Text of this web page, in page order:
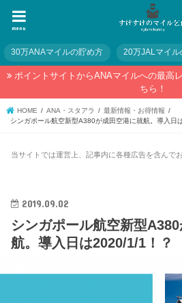
menu
30万ANAマイルの貯め方 20万JALマイル
ポイントサイトからANAマイルへの最高
ちら！
HOME ANA・スタアラ
最新情報・お得情報
シンガポール航空新型A380が成田空港に就航。導入日
当サイトでは運営上、記事内に各種広告を含んでお
2019.09.02
シンガポール航空新型
航。導入日は2020/1/1！？